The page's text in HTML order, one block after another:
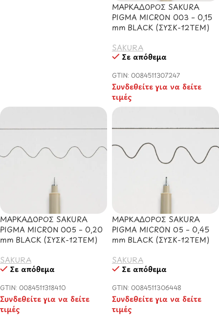
ΜΑΡΚΑΔΟΡΟΣ SAKURA
PIGMA MICRON 003 – 0,15
mm BLACK (ΣΥΣΚ-12ΤΕΜ)
SAKURA
Σε απόθεμα
GTIN: 0084511307247
Συνδεθείτε για να δείτε
τιμές
ΜΑΡΚΑΔΟΡΟΣ SAKURA
PIGMA MICRON 005 – 0,20
mm BLACK (ΣΥΣΚ-12ΤΕΜ)
SAKURA
Σε απόθεμα
GTIN: 0084511318410
Συνδεθείτε για να δείτε
τιμές
ΜΑΡΚΑΔOΡΟΣ SAKURA
PIGMA MICRON 05 – 0,45
mm BLACK (ΣΥΣΚ-12ΤΕΜ)
SAKURA
Σε απόθεμα
GTIN: 0084511306448
Συνδεθείτε για να δείτε
τιμές